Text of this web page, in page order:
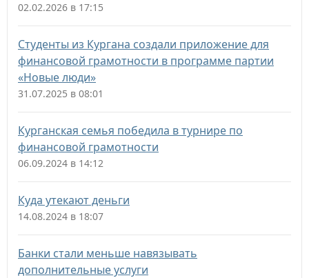
02.02.2026 в 17:15
Студенты из Кургана создали приложение для
финансовой грамотности в программе партии
«Новые люди»
31.07.2025 в 08:01
Курганская семья победила в турнире по
финансовой грамотности
06.09.2024 в 14:12
Куда утекают деньги
14.08.2024 в 18:07
Банки стали меньше навязывать
дополнительные услуги